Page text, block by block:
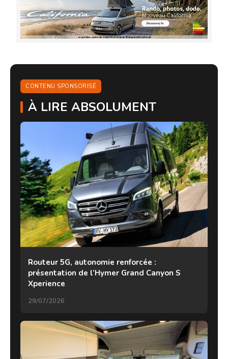
CONTENU SPONSORISÉ
À LIRE ABSOLUMENT
Routeur 5G, autonomie renforcée :
présentation de l’Hymer Grand Canyon S
Xperience
29/07/2026